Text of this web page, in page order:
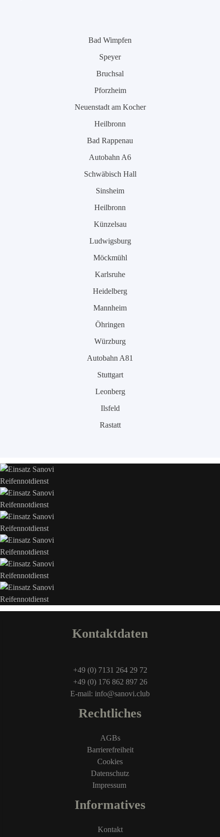
Bad Wimpfen
Speyer
Bruchsal
Pforzheim
Neuenstadt am Kocher
Heilbronn
Bad Rappenau
Autobahn A6
Schwäbisch Hall
Sinsheim
Heilbronn
Künzelsau
Ludwigsburg
Möckmühl
Karlsruhe
Heidelberg
Mannheim
Öhringen
Würzburg
Autobahn A81
Stuttgart
Leonberg
Ilsfeld
Rastatt
Kontaktdaten
+49 (0) 7131 264 29 72
+49 (0) 176 862 897 26
E-mail: info@sanovi.club
Rechtliches
AGBs
Barrierefreiheit
Cookies
Datenschutz
Impressum
Informatives
Kontakt